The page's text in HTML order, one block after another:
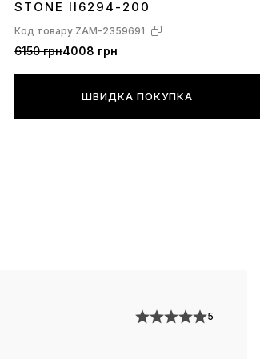
щоб уникнути подібних ситуацій,
взуття приїжджає до Вас крізь всю
STONE II6294-200
Код товару:ZAM-2359691
6150 грн4008 грн
ШВИДКА ПОКУПКА
5